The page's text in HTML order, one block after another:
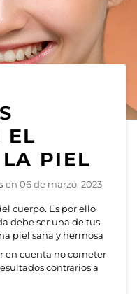
EL
PIEL
en 06 de marzo, 2023
cuerpo. Es por ello
debe ser una de tus
piel sana y hermosa
en cuenta no cometer
contrarios a